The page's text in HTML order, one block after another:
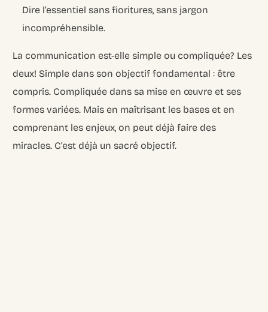
Dire l’essentiel sans fioritures, sans jargon
incompréhensible.
La communication est-elle simple ou compliquée? Les
deux! Simple dans son objectif fondamental : être
compris. Compliquée dans sa mise en œuvre et ses
formes variées. Mais en maîtrisant les bases et en
comprenant les enjeux, on peut déjà faire des
miracles. C’est déjà un sacré objectif.